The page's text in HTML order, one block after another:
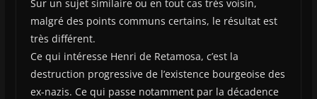
Sur un sujet similaire ou en tout cas très voisin,
malgré des points communs certains, le résultat est
très différent.
Ce qui intéresse Henri de Retamosa, c’est la
destruction progressive de l’existence bourgeoise des
ex-nazis. Ce qui passe notamment par la décadence